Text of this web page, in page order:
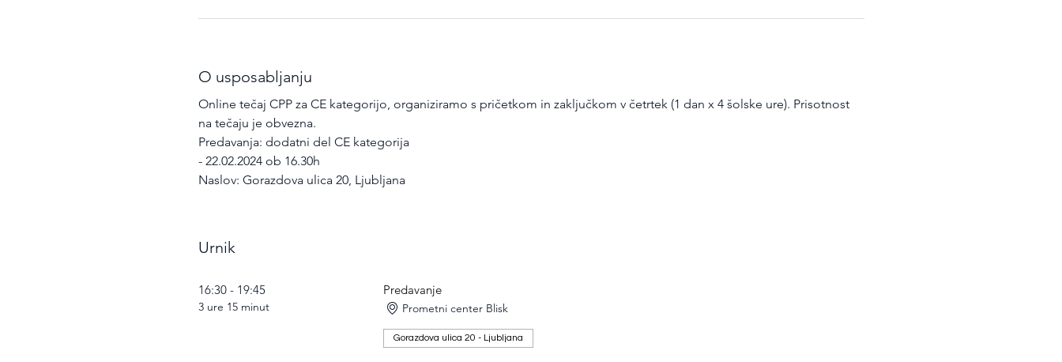
O usposabljanju
Online tečaj CPP za CE kategorijo, organiziramo s pričetkom in zaključkom v četrtek (1 dan x 4 šolske ure). Prisotnost
na tečaju je obvezna.
Predavanja: dodatni del CE kategorija
- 22.02.2024 ob 16.30h
Naslov: Gorazdova ulica 20, Ljubljana
Urnik
16:30 - 19:45
3 ure 15 minut
Predavanje
Prometni center Blisk
Gorazdova ulica 20 - Ljubljana